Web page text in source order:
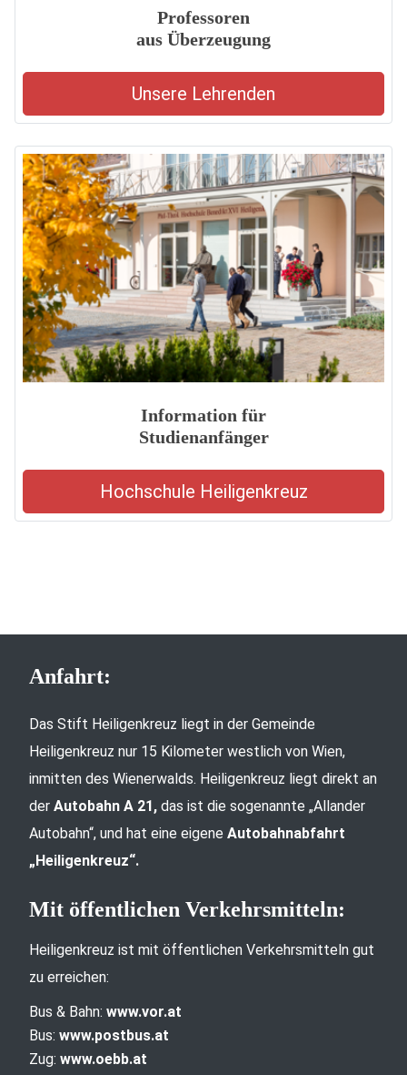
Professoren
aus Überzeugung
Unsere Lehrenden
Information für
Studienanfänger
Hochschule Heiligenkreuz
Anfahrt:
Das Stift Heiligenkreuz liegt in der Gemeinde
Heiligenkreuz nur 15 Kilometer westlich von Wien,
inmitten des Wienerwalds. Heiligenkreuz liegt direkt an
der Autobahn A 21, das ist die sogenannte „Allander
Autobahn“, und hat eine eigene Autobahnabfahrt
„Heiligenkreuz“.
Mit öffentlichen Verkehrsmitteln:
Heiligenkreuz ist mit öffentlichen Verkehrsmitteln gut
zu erreichen:
Bus & Bahn: www.vor.at
Bus: www.postbus.at
Zug: www.oebb.at